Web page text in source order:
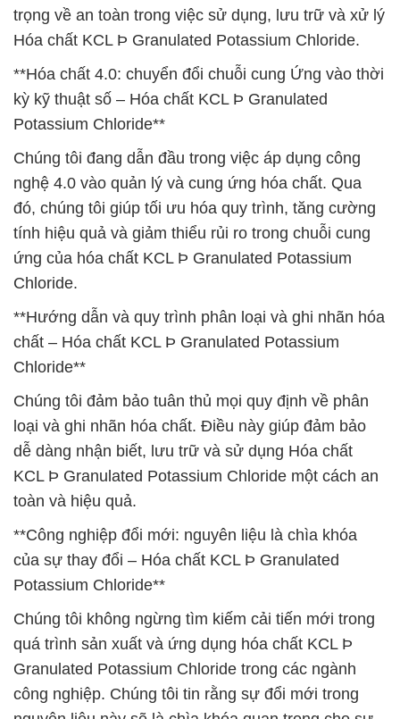
trọng về an toàn trong việc sử dụng, lưu trữ và xử lý
Hóa chất KCL Þ Granulated Potassium Chloride.
**Hóa chất 4.0: chuyển đổi chuỗi cung Ứng vào thời
kỳ kỹ thuật số – Hóa chất KCL Þ Granulated
Potassium Chloride**
Chúng tôi đang dẫn đầu trong việc áp dụng công
nghệ 4.0 vào quản lý và cung ứng hóa chất. Qua
đó, chúng tôi giúp tối ưu hóa quy trình, tăng cường
tính hiệu quả và giảm thiểu rủi ro trong chuỗi cung
ứng của hóa chất KCL Þ Granulated Potassium
Chloride.
**Hướng dẫn và quy trình phân loại và ghi nhãn hóa
chất – Hóa chất KCL Þ Granulated Potassium
Chloride**
Chúng tôi đảm bảo tuân thủ mọi quy định về phân
loại và ghi nhãn hóa chất. Điều này giúp đảm bảo
dễ dàng nhận biết, lưu trữ và sử dụng Hóa chất
KCL Þ Granulated Potassium Chloride một cách an
toàn và hiệu quả.
**Công nghiệp đổi mới: nguyên liệu là chìa khóa
của sự thay đổi – Hóa chất KCL Þ Granulated
Potassium Chloride**
Chúng tôi không ngừng tìm kiếm cải tiến mới trong
quá trình sản xuất và ứng dụng hóa chất KCL Þ
Granulated Potassium Chloride trong các ngành
công nghiệp. Chúng tôi tin rằng sự đổi mới trong